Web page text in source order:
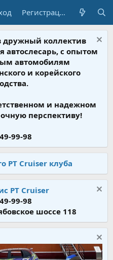
Регистрация
дружный коллектив
автослесарь, с опытом
автомобилям
и корейского
и надежном
перспективу!
99-98
PT Cruiser клуба
PT Cruiser
99-98
шоссе 118